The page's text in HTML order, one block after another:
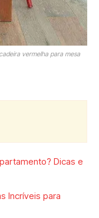
vermelha para mesa
Dicas e
Incríveis para